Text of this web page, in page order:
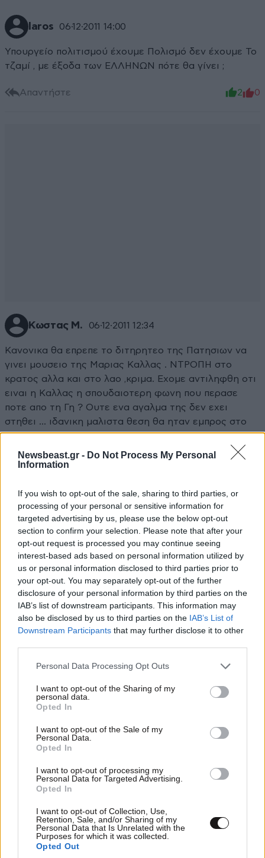
Newsbeast.gr - Do Not Process My Personal
Information
If you wish to opt-out of the sale, sharing to third parties, or
processing of your personal or sensitive information for
targeted advertising by us, please use the below opt-out
section to confirm your selection. Please note that after your
opt-out request is processed you may continue seeing
interest-based ads based on personal information utilized by
us or personal information disclosed to third parties prior to
your opt-out. You may separately opt-out of the further
disclosure of your personal information by third parties on the
IAB’s list of downstream participants. This information may
also be disclosed by us to third parties on the IAB’s List of
Downstream Participants that may further disclose it to other
Please note that this website/app uses one or more Google
not limited to your visit or usage behaviour. You may click to
grant or deny consent to Google and its third-party tags to
use your data for below specified purposes in below Google
consent section.
Personal Data Processing Opt Outs
I want to opt-out of the Sharing of my
personal data.
Opted In
I want to opt-out of the Sale of my
Personal Data.
Opted In
I want to opt-out of processing my
Personal Data for Targeted Advertising.
Opted In
I want to opt-out of Collection, Use,
Retention, Sale, and/or Sharing of my
Personal Data that Is Unrelated with the
Purposes for which it was collected.
Opted Out
laros 06·12·2011 14:00
Υπουργείο πολιτισμού έχουμε Πολισμό δεν έχουμε Το
τζαμί , με έξοδα των ΕΛΛΗΝΩΝ πότε θα γίνει ;
Απαντήστε 2 0
Κωστας Μ. 06·12·2011 12:34
Κανονικα θα επρεπε το διτηρητεο της Πατησιων να
γινει μουσειο της Μαριας Καλλας . ΝΤΡΟΠΗ στο
κρατος αλλα και στο λαο ,κριμα. Εχομε αντιληφθη οτι
ειναι η Καλλας η σπουδαιοτερη φωνη που περασε
ποτε απο τη Γη ? Ουτε ενα αγαλμα της δεν εχει
στηθει ... ιδανικη μαλιστα θεση θα ηταν εμπρος στο
πνευματικο κεντρο του δημου Αθηναιων στην
Ακαδημιας , διοτι εκει κοντα στη Λυρικη Σκηνη
τραγουδουσε η Καλλας επι χρονια πριν φυγει στην
νεοελληνα ειναι η τσεπη του...
Απαντήστε
TRENDING
LIFESTYLE08·08·2026 19:12
Εριέττα Κούρκουλου – Τα 33α γενέθλια και τα
ευτυχίας δεδομένη»